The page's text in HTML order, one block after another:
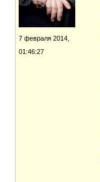
7 февраля 2014,
01:46:27